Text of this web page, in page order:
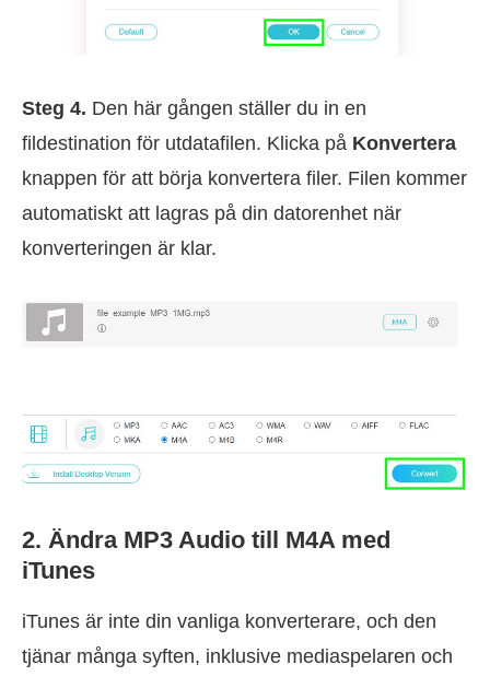
Steg 4. Den här gången ställer du in en
fildestination för utdatafilen. Klicka på Konvertera
knappen för att börja konvertera filer. Filen kommer
automatiskt att lagras på din datorenhet när
konverteringen är klar.
2. Ändra MP3 Audio till M4A med
iTunes
iTunes är inte din vanliga konverterare, och den
tjänar många syften, inklusive mediaspelaren och